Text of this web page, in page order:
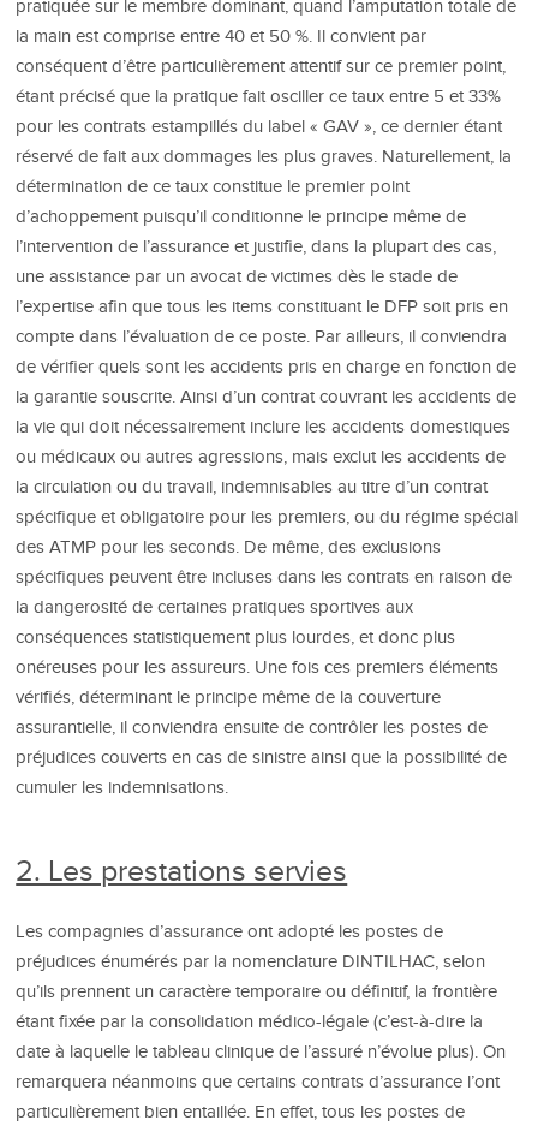
pratiquée sur le membre dominant, quand l’amputation totale de
la main est comprise entre 40 et 50 %. Il convient par
conséquent d’être particulièrement attentif sur ce premier point,
étant précisé que la pratique fait osciller ce taux entre 5 et 33%
pour les contrats estampillés du label « GAV », ce dernier étant
réservé de fait aux dommages les plus graves. Naturellement, la
détermination de ce taux constitue le premier point
d’achoppement puisqu’il conditionne le principe même de
l’intervention de l’assurance et justifie, dans la plupart des cas,
une assistance par un avocat de victimes dès le stade de
l’expertise afin que tous les items constituant le DFP soit pris en
compte dans l’évaluation de ce poste. Par ailleurs, il conviendra
de vérifier quels sont les accidents pris en charge en fonction de
la garantie souscrite. Ainsi d’un contrat couvrant les accidents de
la vie qui doit nécessairement inclure les accidents domestiques
ou médicaux ou autres agressions, mais exclut les accidents de
la circulation ou du travail, indemnisables au titre d’un contrat
spécifique et obligatoire pour les premiers, ou du régime spécial
des ATMP pour les seconds. De même, des exclusions
spécifiques peuvent être incluses dans les contrats en raison de
la dangerosité de certaines pratiques sportives aux
conséquences statistiquement plus lourdes, et donc plus
onéreuses pour les assureurs. Une fois ces premiers éléments
vérifiés, déterminant le principe même de la couverture
assurantielle, il conviendra ensuite de contrôler les postes de
préjudices couverts en cas de sinistre ainsi que la possibilité de
cumuler les indemnisations.
2. Les prestations servies
Les compagnies d’assurance ont adopté les postes de
préjudices énumérés par la nomenclature DINTILHAC, selon
qu’ils prennent un caractère temporaire ou définitif, la frontière
étant fixée par la consolidation médico-légale (c’est-à-dire la
date à laquelle le tableau clinique de l’assuré n’évolue plus). On
remarquera néanmoins que certains contrats d’assurance l’ont
particulièrement bien entaillée. En effet, tous les postes de